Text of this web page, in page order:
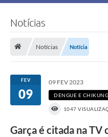
CIDADE
Prefeitura
DIÁRIO OFICIAL
OUVIDORIA
LEGISLAÇÃO
Notícias
Notícias Notícia
FEV
09
09 FEV 2023
DENGUE E
1047
Garça é citada na TV